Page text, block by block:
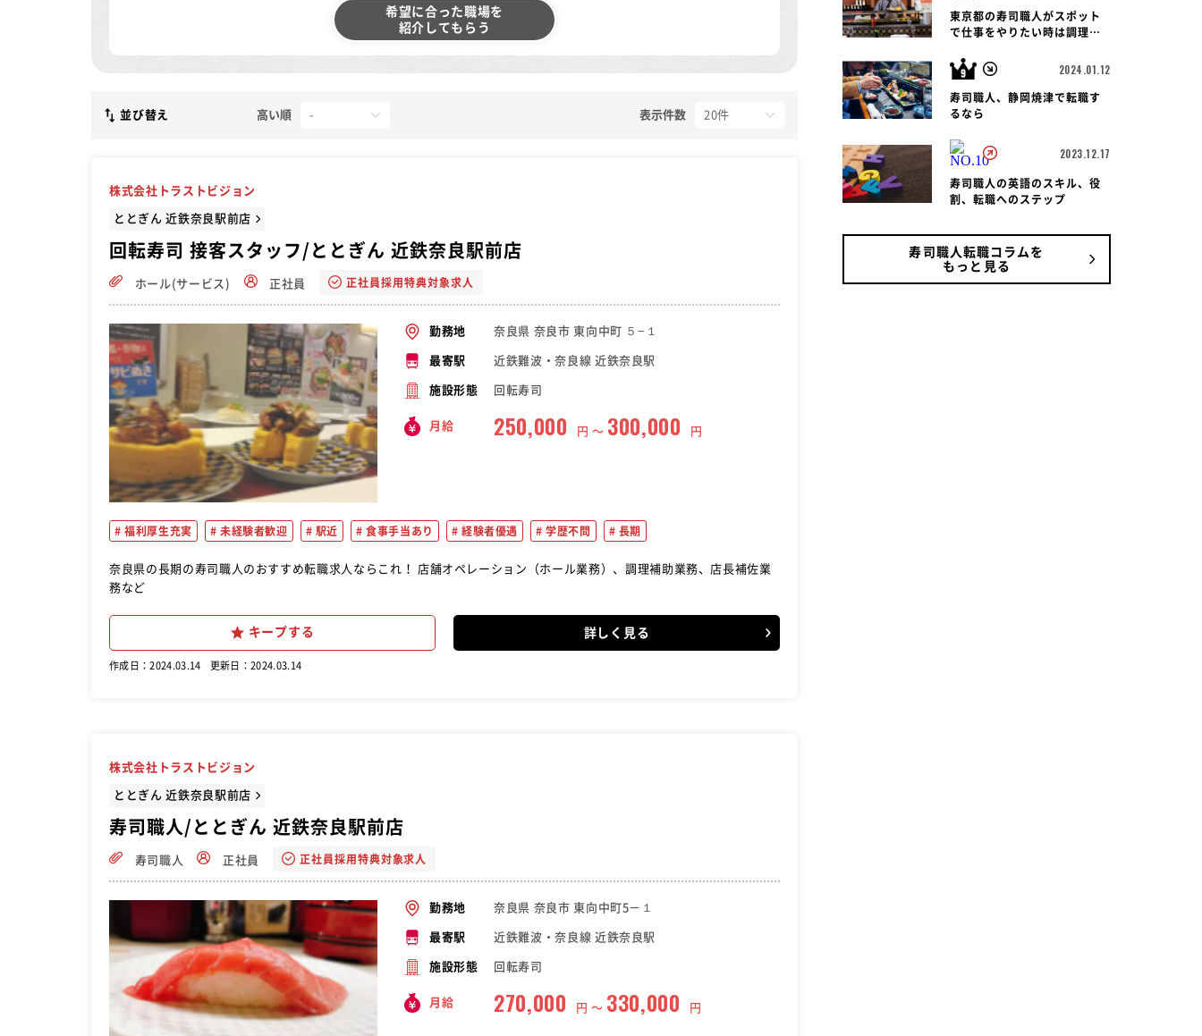
希望に合った職場を
紹介してもらう
並び替え 高い順 表示件数
株式会社トラストビジョン
ととぎん 近鉄奈良駅前店
回転寿司 接客スタッフ/ととぎん 近鉄奈良駅前店
ホール(サービス) 正社員 正社員採用特典対象求人
勤務地 奈良県 奈良市 東向中町 ５−１
最寄駅 近鉄難波・奈良線 近鉄奈良駅
施設形態 回転寿司
月給 250,000 円 〜 300,000 円
福利厚生充実 未経験者歓迎 駅近 食事手当あり 経験者優遇 学歴不問 長期
奈良県の長期の寿司職人のおすすめ転職求人ならこれ！ 店舗オペレーション（ホール業務）、調理補助業務、店長補佐業
務など
キープする 詳しく見る
作成日：2024.03.14 更新日：2024.03.14
株式会社トラストビジョン
ととぎん 近鉄奈良駅前店
寿司職人/ととぎん 近鉄奈良駅前店
寿司職人 正社員 正社員採用特典対象求人
勤務地 奈良県 奈良市 東向中町5－１
最寄駅 近鉄難波・奈良線 近鉄奈良駅
施設形態 回転寿司
月給 270,000 円 〜 330,000 円
東京都の寿司職人がスポット
で仕事をやりたい時は調理師
2024.01.12
寿司職人、静岡焼津で転職す
るなら
2023.12.17
寿司職人の英語のスキル、役
割、転職へのステップ
寿司職人転職コラムを
もっと見る